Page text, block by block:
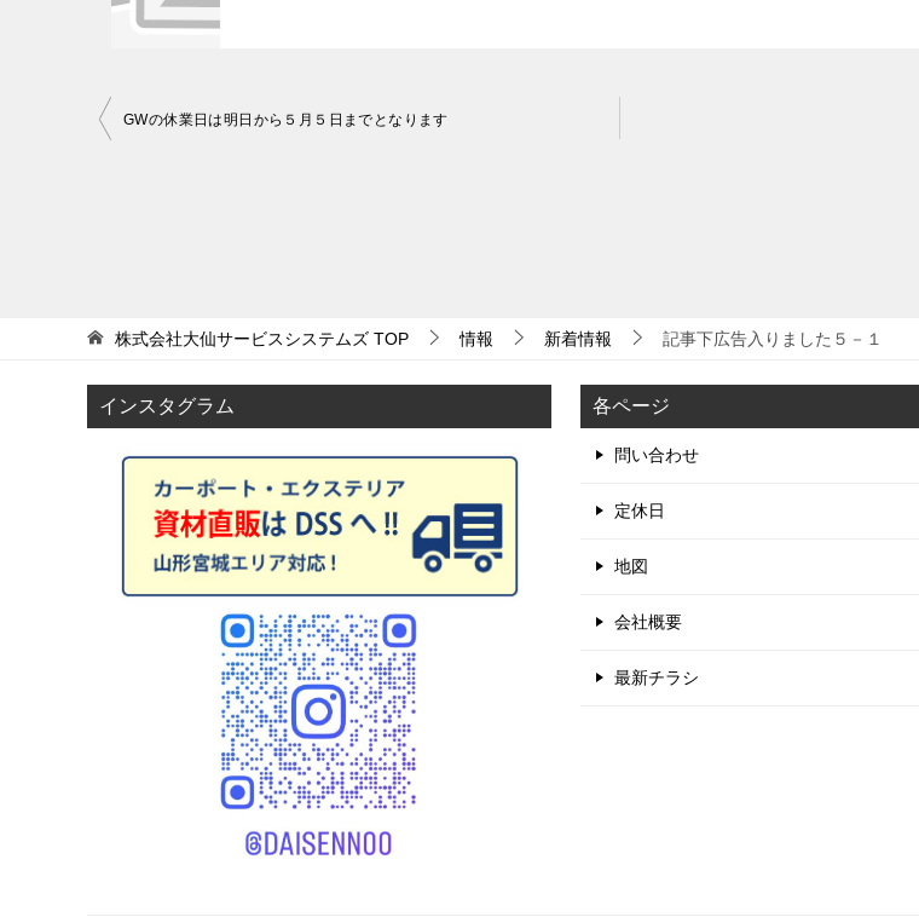
ー
シ
ョ
ン
GWの休業日は明日から５月５日までとなります
株式会社大仙サービスシステムズ TOP 情報 新着情報 記事下広告入りました５－１
インスタグラム 各ページ
問い合わせ
定休日
地図
会社概要
最新チラシ